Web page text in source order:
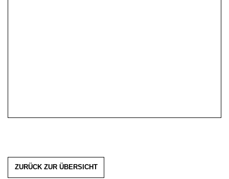
ZURÜCK ZUR ÜBERSICHT